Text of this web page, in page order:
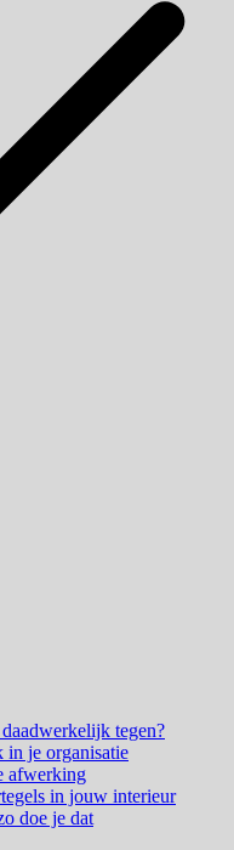
tegen?
in je organisatie
afwerking
in jouw interieur
doe je dat